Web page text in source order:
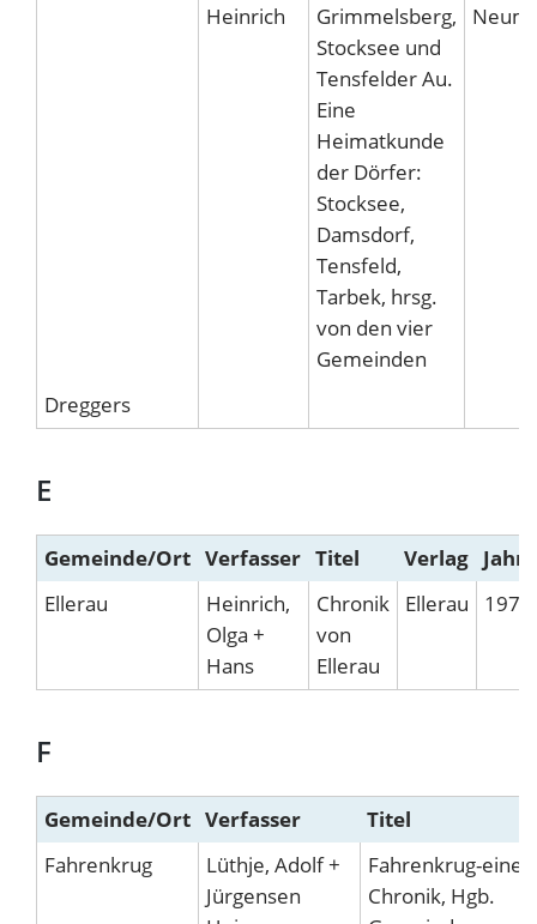
Heinrich
Grimmelsberg,
Stocksee und
Tensfelder Au.
Eine
Heimatkunde
der Dörfer:
Stocksee,
Damsdorf,
Tensfeld,
Tarbek, hrsg.
von den vier
Gemeinden
Dreggers
E
Gemeinde/Ort Verfasser Titel Verlag Jahr
Ellerau
Heinrich,
Olga +
Hans
Chronik
von
Ellerau
Ellerau 1977
F
Gemeinde/Ort Verfasser
Titel
Fahrenkrug
Lüthje, Adolf +
Jürgensen
Fahrenkrug-eine
Chronik, Hgb.